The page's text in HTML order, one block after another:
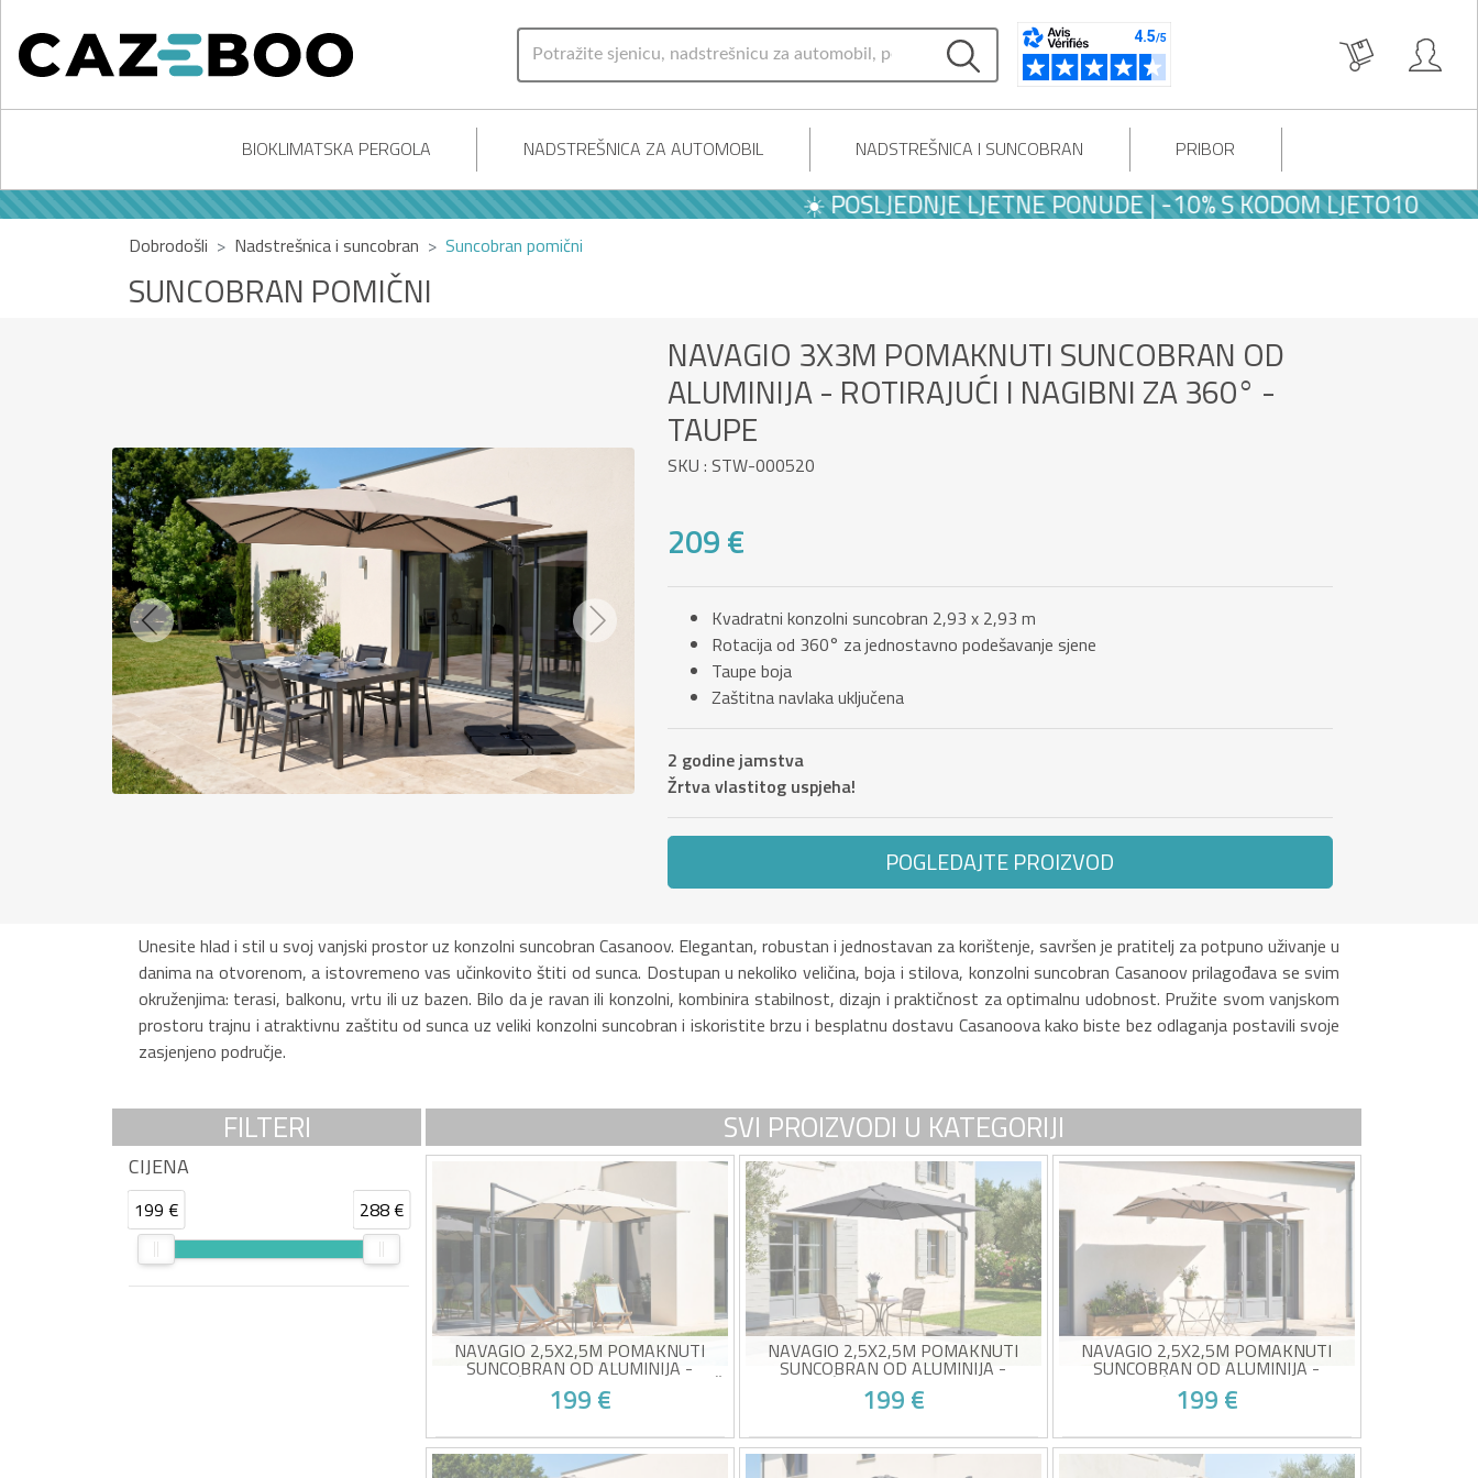
BIOKLIMATSKA PERGOLA NADSTREŠNICA ZA AUTOMOBIL NADSTREŠNICA I SUNCOBRAN PRIBOR
☀️ POSLJEDNJE LJETNE PONUDE | -10% S KODOM LJETO10
Dobrodošli Nadstrešnica i suncobran Suncobran pomični
SUNCOBRAN POMIČNI
Previous Next
NAVAGIO 3X3M POMAKNUTI SUNCOBRAN OD
ALUMINIJA - ROTIRAJUĆI I NAGIBNI ZA 360° -
TAUPE
SKU : STW-000520
209 €
Kvadratni konzolni suncobran 2,93 x 2,93 m
Rotacija od 360° za jednostavno podešavanje sjene
Taupe boja
Zaštitna navlaka uključena
2 godine jamstva
Žrtva vlastitog uspjeha!
POGLEDAJTE PROIZVOD
Unesite hlad i stil u svoj vanjski prostor uz konzolni suncobran Casanoov. Elegantan, robustan i jednostavan za korištenje, savršen je pratitelj za potpuno uživanje u
danima na otvorenom, a istovremeno vas učinkovito štiti od sunca. Dostupan u nekoliko veličina, boja i stilova, konzolni suncobran Casanoov prilagođava se svim
okruženjima: terasi, balkonu, vrtu ili uz bazen. Bilo da je ravan ili konzolni, kombinira stabilnost, dizajn i praktičnost za optimalnu udobnost. Pružite svom vanjskom
prostoru trajnu i atraktivnu zaštitu od sunca uz veliki konzolni suncobran i iskoristite brzu i besplatnu dostavu Casanoova kako biste bez odlaganja postavili svoje
zasjenjeno područje.
FILTERI
CIJENA
199 € 288 €
SVI PROIZVODI U KATEGORIJI
NAVAGIO 2,5X2,5M POMAKNUTI
SUNCOBRAN OD ALUMINIJA -
ROTIRAJUĆI I NAGIBNI ZA 360° - BEŽ
199 €
Kvadratni konzolni suncobran 2,5 x
2,5 m
NAVAGIO 2,5X2,5M POMAKNUTI
SUNCOBRAN OD ALUMINIJA -
ROTIRAJUĆI I NAGIBNI ZA 360° - SIVI
199 €
Kvadratni konzolni suncobran 2,5 x
2,5 m
NAVAGIO 2,5X2,5M POMAKNUTI
SUNCOBRAN OD ALUMINIJA -
ROTIRAJUĆI I NAGIBNI ZA 360° -
TAUPE
199 €
Kvadratni konzolni suncobran 2,5 x
2,5 m